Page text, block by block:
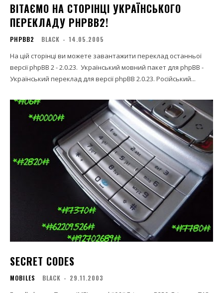
ВІТАЄМО НА СТОРІНЦІ УКРАЇНСЬКОГО
ПЕРЕКЛАДУ PHPBB2!
PHPBB2 BLACK - 14.05.2005
На цій сторінці ви можете завантажити переклад останньої
версії phpBB 2 - 2.0.23. Український мовний пакет для phpBB -
Український переклад для версії phpBB 2.0.23. Російський...
SECRET CODES
MOBILES BLACK - 29.11.2003